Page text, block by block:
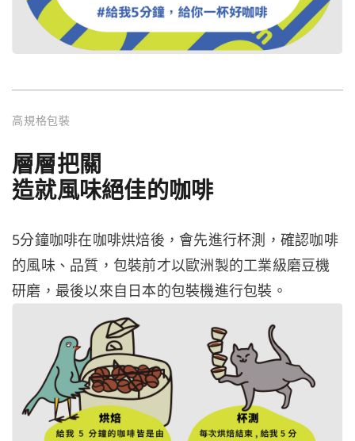
高規格包裝
層層把關
造就風味絕佳的咖啡
5分鐘咖啡在咖啡烘焙後，會先進行杯測，確認咖啡
的風味、品質，包裝前才以歐洲製的工業級磨豆機
研磨，最後以來自日本的包裝機進行包裝。